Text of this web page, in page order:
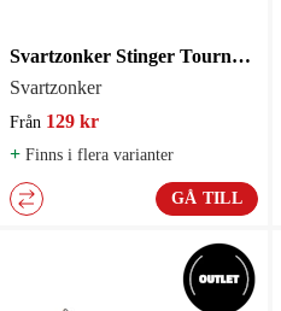
Svartzonker Stinger Tournament 2 pack
Svartzonker
Från 129 kr
+ Finns i flera varianter
GÅ TILL